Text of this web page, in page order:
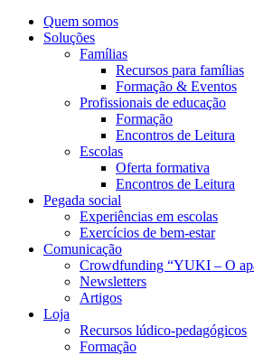
Quem somos
Soluções
Famílias
Recursos para famílias
Formação & Eventos
Profissionais de educação
Formação
Encontros de Leitura
Escolas
Oferta formativa
Encontros de Leitura
Pegada social
Experiências em escolas
Exercícios de bem-estar
Comunicação
Crowdfunding “YUKI – O
Newsletters
Artigos
Loja
Recursos lúdico-pedagógicos
Formação